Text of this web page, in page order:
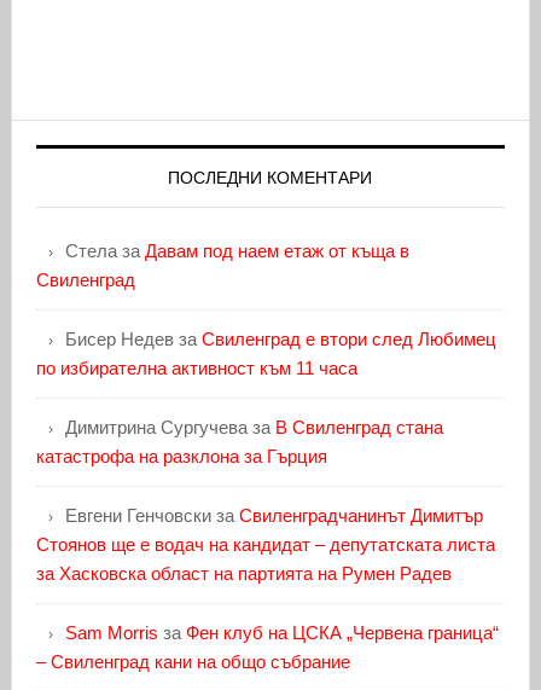
ПОСЛЕДНИ КОМЕНТАРИ
СтелазаДавам под наем етаж от къща в
Свиленград
Бисер НедевзаСвиленград е втори след Любимец
по избирателна активност към 11 часа
Димитрина Сургучеваза В Свиленград стана
катастрофа на разклона за Гърция
Евгени ГенчовскизаСвиленградчанинът Димитър
Стоянов ще е водач на кандидат – депутатската листа
за Хасковска област на партията на Румен Радев
Sam Morris заФен клуб на ЦСКА „Червена граница“
– Свиленград кани на общо събрание